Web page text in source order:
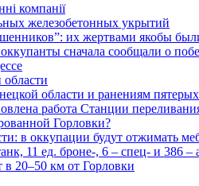
компанії
железобетонных укрытий
их жертвами якобы
сначала сообщали о
области и ранениям пятерых
работа Станции
Горловки?
в оккупации будут отжимать
11 ед. броне-, 6 – спец- и 386
20–50 км от Горловки